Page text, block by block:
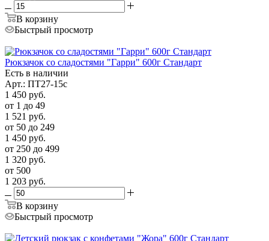
В корзину
Быстрый просмотр
Рюкзачок со сладостями "Гарри" 600г Стандарт
Есть в наличии
Арт.: ПТ27-15с
1 450 руб.
от 1 до 49
1 521 руб.
от 50 до 249
1 450 руб.
от 250 до 499
1 320 руб.
от 500
1 203 руб.
В корзину
Быстрый просмотр